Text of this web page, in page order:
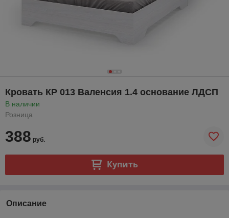
Кровать КР 013 Валенсия 1.4 основание ЛДСП
В наличии
Розница
388 руб.
Купить
Описание